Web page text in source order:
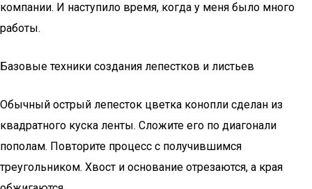
компании. И наступило время, когда у меня было много
работы.
Базовые техники создания лепестков и листьев
Обычный острый лепесток цветка конопли сделан из
квадратного куска ленты. Сложите его по диагонали
пополам. Повторите процесс с получившимся
треугольником. Хвост и основание отрезаются, а края